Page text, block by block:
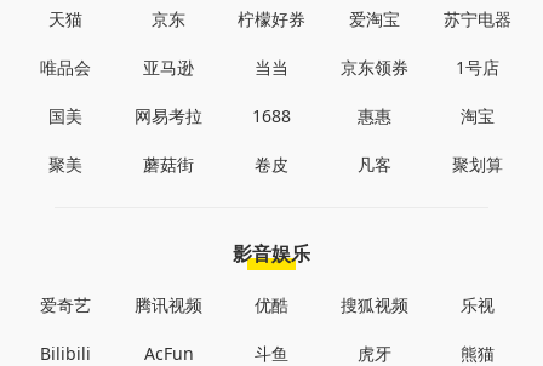
天猫 京东 柠檬好券 爱淘宝 苏宁电器
唯品会 亚马逊 当当 京东领券 1号店
国美 网易考拉 1688 惠惠 淘宝
聚美 蘑菇街 卷皮 凡客 聚划算
影音娱乐
爱奇艺 腾讯视频 优酷 搜狐视频 乐视
Bilibili AcFun 斗鱼 虎牙 熊猫